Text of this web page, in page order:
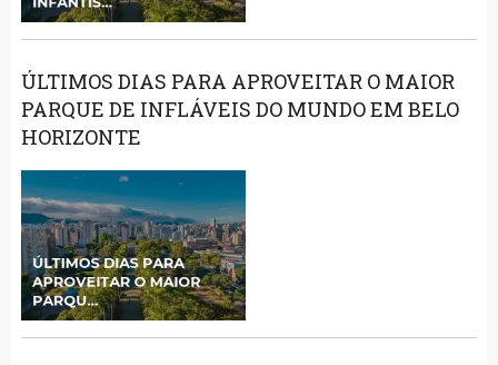
ÚLTIMOS DIAS PARA APROVEITAR O MAIOR
PARQUE DE INFLÁVEIS DO MUNDO EM BELO
HORIZONTE